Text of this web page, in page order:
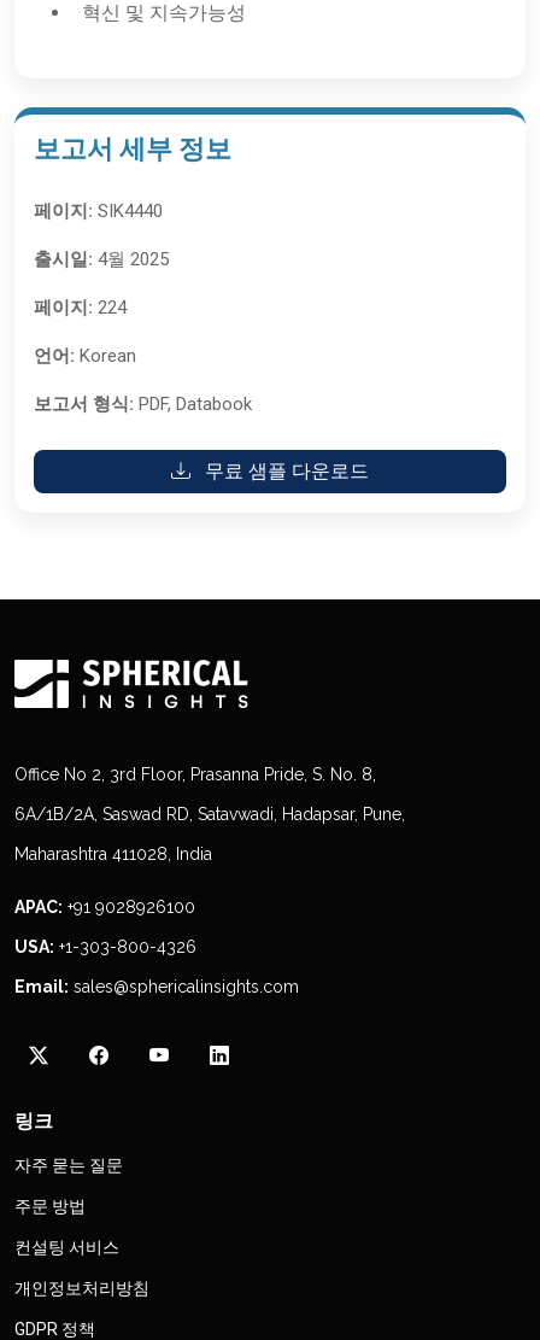
혁신 및 지속가능성
보고서 세부 정보
페이지: SIK4440
출시일: 4월 2025
페이지: 224
언어: Korean
보고서 형식: PDF, Databook
무료 샘플 다운로드
Office No 2, 3rd Floor, Prasanna Pride, S. No. 8,
6A/1B/2A, Saswad RD, Satavwadi, Hadapsar, Pune,
Maharashtra 411028, India
APAC: +91 9028926100
USA: +1-303-800-4326
Email: sales@sphericalinsights.com
링크
자주 묻는 질문
주문 방법
컨설팅 서비스
개인정보처리방침
GDPR 정책